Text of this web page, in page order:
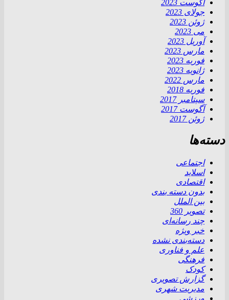
آگوست 2023
جولای 2023
ژوئن 2023
می 2023
آوریل 2023
مارس 2023
فوریه 2023
ژانویه 2023
مارس 2022
فوریه 2018
سپتامبر 2017
آگوست 2017
ژوئن 2017
دسته‌ها
اجتماعی
اسلاید
اقتصادی
بدون دسته بندی
بین الملل
تصویر 360
چند رسانه‌ای
خبر ویژه
دسته‌بندی نشده
علم و فناوری
فرهنگی
کودک
گزارش تصویری
مدیریت شهری